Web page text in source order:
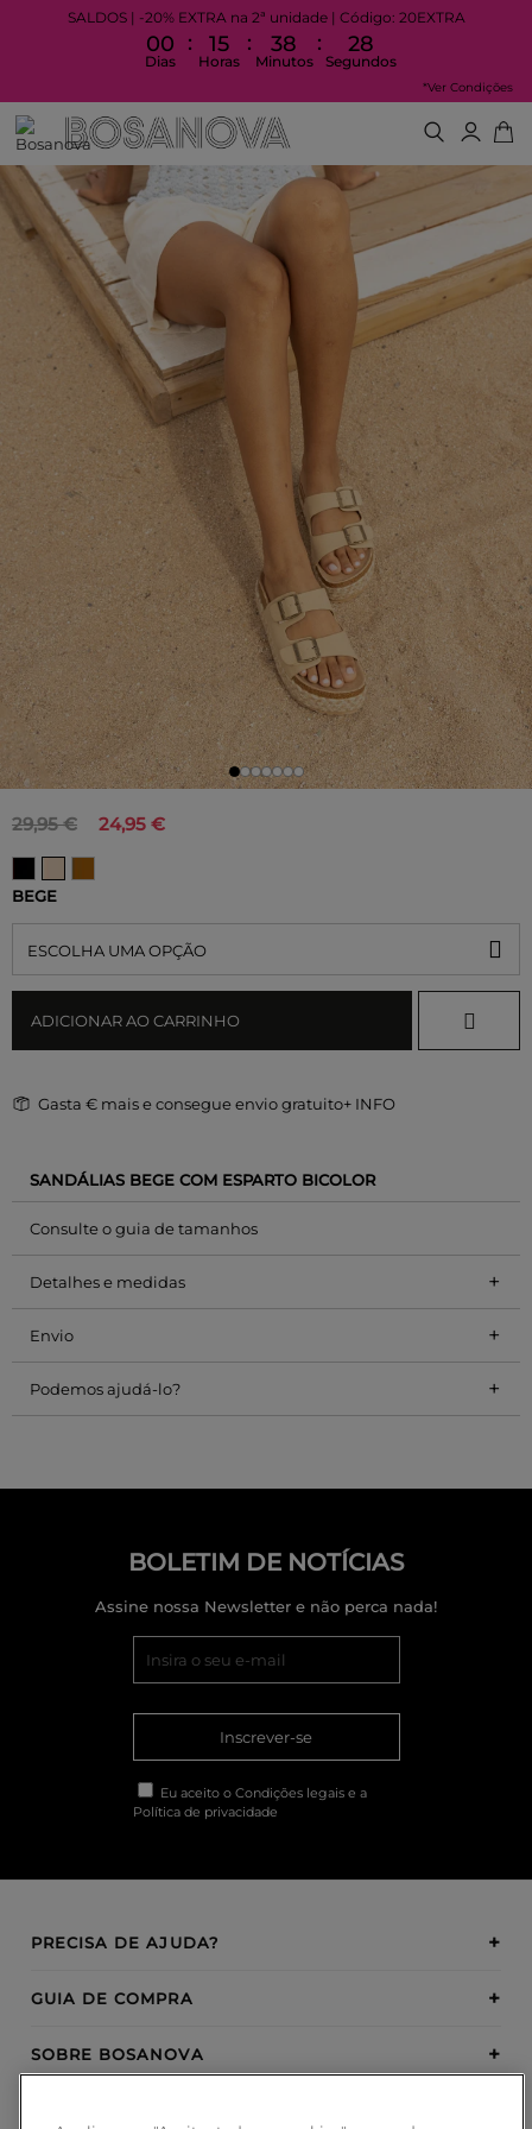
SALDOS | -20% EXTRA na 2ª unidade | Código: 20EXTRA
00
Dias
: 15
Horas
: 38
Minutos
: 28
Segundos
*Ver Condições
24,95 €
29,95 €
BEGE
ESCOLHA UMA OPÇÃO
ADICIONAR AO CARRINHO
Gasta € mais e consegue envio gratuito+ INFO
SANDÁLIAS BEGE COM ESPARTO BICOLOR
Consulte o guia de tamanhos
Detalhes e medidas +
Envio +
Podemos ajudá-lo? +
BOLETIM DE NOTÍCIAS
Assine nossa Newsletter e não perca nada!
Inscrever-se
Eu aceito o Condições legais e a
Política de privacidade
PRECISA DE AJUDA?
GUIA DE COMPRA
SOBRE BOSANOVA